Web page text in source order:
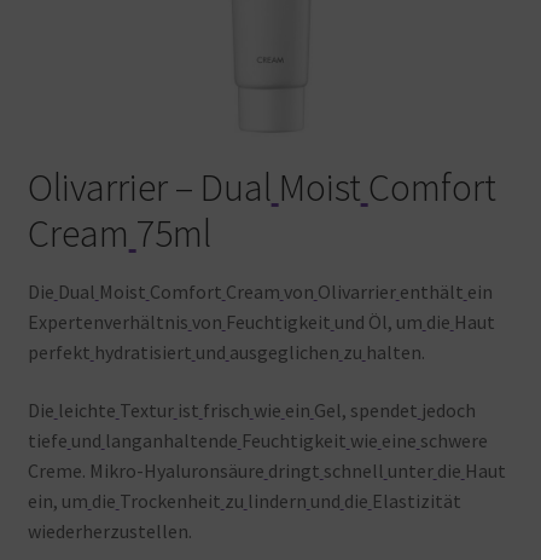
Olivarrier – Dual Moist Comfort
Cream 75ml
Die Dual Moist Comfort Cream von Olivarrier enthält ein
Expertenverhältnis von Feuchtigkeit und Öl, um die Haut
perfekt hydratisiert und ausgeglichen zu halten.
Die leichte Textur ist frisch wie ein Gel, spendet jedoch
tiefe und langanhaltende Feuchtigkeit wie eine schwere
Creme. Mikro-Hyaluronsäure dringt schnell unter die Haut
ein, um die Trockenheit zu lindern und die Elastizität
wiederherzustellen.